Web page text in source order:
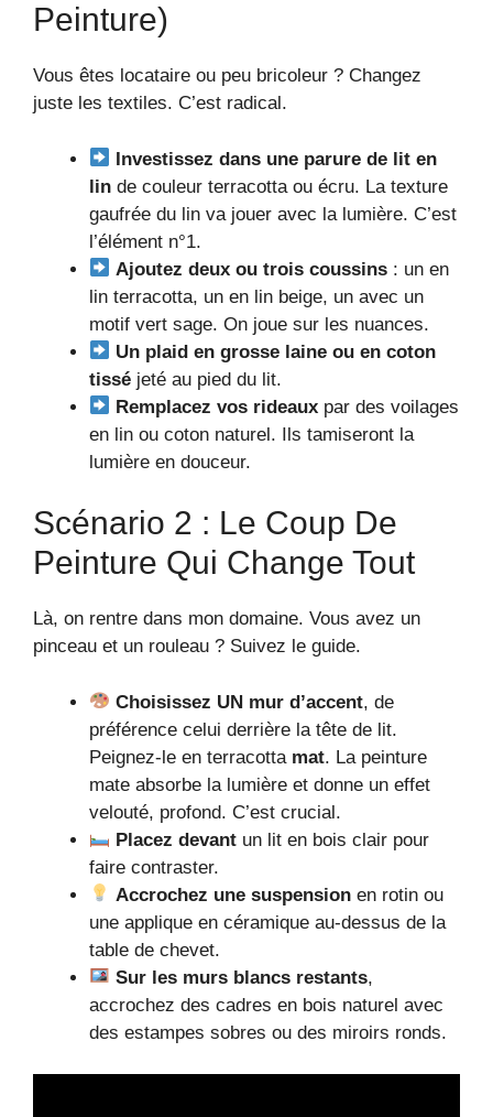
Peinture)
Vous êtes locataire ou peu bricoleur ? Changez
juste les textiles. C’est radical.
Investissez dans une parure de lit en
lin de couleur terracotta ou écru. La texture
gaufrée du lin va jouer avec la lumière. C’est
l’élément n°1.
Ajoutez deux ou trois coussins : un en
lin terracotta, un en lin beige, un avec un
motif vert sage. On joue sur les nuances.
Un plaid en grosse laine ou en coton
tissé jeté au pied du lit.
Remplacez vos rideaux par des voilages
en lin ou coton naturel. Ils tamiseront la
lumière en douceur.
Scénario 2 : Le Coup De
Peinture Qui Change Tout
Là, on rentre dans mon domaine. Vous avez un
pinceau et un rouleau ? Suivez le guide.
Choisissez UN mur d’accent, de
préférence celui derrière la tête de lit.
Peignez-le en terracotta mat. La peinture
mate absorbe la lumière et donne un effet
velouté, profond. C’est crucial.
Placez devant un lit en bois clair pour
faire contraster.
Accrochez une suspension en rotin ou
une applique en céramique au-dessus de la
table de chevet.
Sur les murs blancs restants,
accrochez des cadres en bois naturel avec
des estampes sobres ou des miroirs ronds.